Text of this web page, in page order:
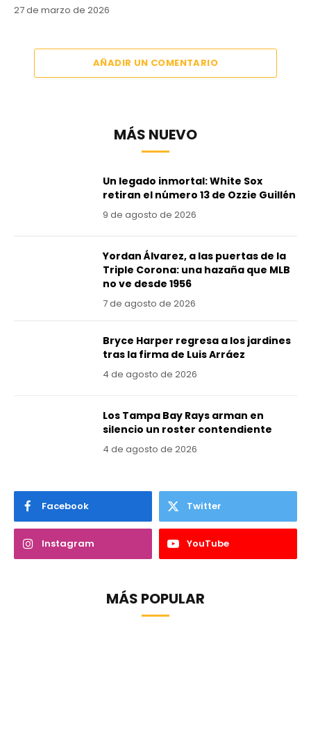
27 de marzo de 2026
AÑADIR UN COMENTARIO
MÁS NUEVO
Un legado inmortal: White Sox
retiran el número 13 de Ozzie Guillén
9 de agosto de 2026
Yordan Álvarez, a las puertas de la
Triple Corona: una hazaña que MLB
no ve desde 1956
7 de agosto de 2026
Bryce Harper regresa a los jardines
tras la firma de Luis Arráez
4 de agosto de 2026
Los Tampa Bay Rays arman en
silencio un roster contendiente
4 de agosto de 2026
Facebook Twitter
Instagram YouTube
MÁS POPULAR